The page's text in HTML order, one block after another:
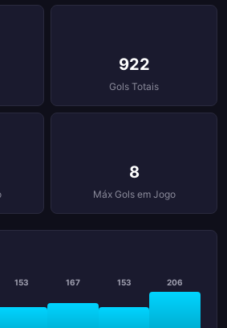
922
Gols Totais
8
Máx Gols em Jogo
153 167 153 206